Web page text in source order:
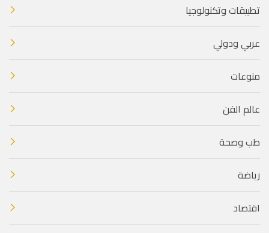
تطبيقات وتكنولوجيا
عربي ودولي
منوعات
عالم الفن
طب وصحة
رياضة
اقتصاد